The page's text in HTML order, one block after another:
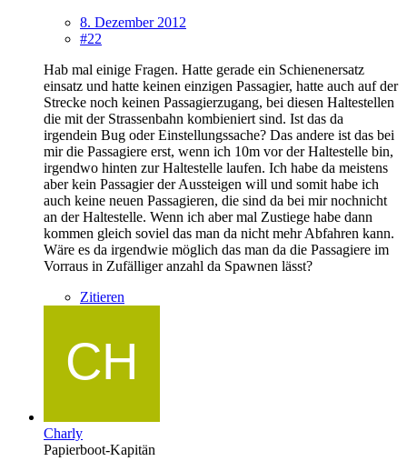
8. Dezember 2012
#22
Hab mal einige Fragen. Hatte gerade ein Schienenersatz
einsatz und hatte keinen einzigen Passagier, hatte auch auf der
Strecke noch keinen Passagierzugang, bei diesen Haltestellen
die mit der Strassenbahn kombieniert sind. Ist das da
irgendein Bug oder Einstellungssache? Das andere ist das bei
mir die Passagiere erst, wenn ich 10m vor der Haltestelle bin,
irgendwo hinten zur Haltestelle laufen. Ich habe da meistens
aber kein Passagier der Aussteigen will und somit habe ich
auch keine neuen Passagieren, die sind da bei mir nochnicht
an der Haltestelle. Wenn ich aber mal Zustiege habe dann
kommen gleich soviel das man da nicht mehr Abfahren kann.
Wäre es da irgendwie möglich das man da die Passagiere im
Vorraus in Zufälliger anzahl da Spawnen lässt?
Zitieren
Charly
Papierboot-Kapitän